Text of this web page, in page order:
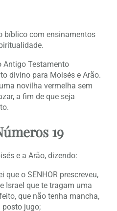
bíblico com ensinamentos
Antigo Testamento
divino para Moisés e Arão.
novilha vermelha sem
a fim de que seja
19
e a Arão, dizendo:
que o SENHOR prescreveu,
Israel que te tragam uma
que não tenha mancha,
posto jugo;